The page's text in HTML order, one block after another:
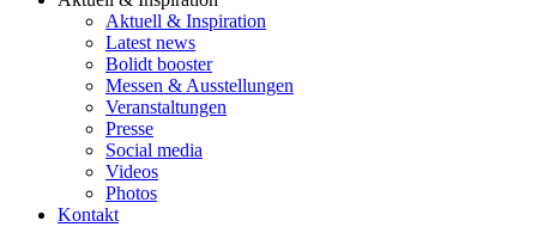
Aktuell & Inspiration
Latest news
Bolidt booster
Messen & Ausstellungen
Veranstaltungen
Presse
Social media
Videos
Photos
Kontakt